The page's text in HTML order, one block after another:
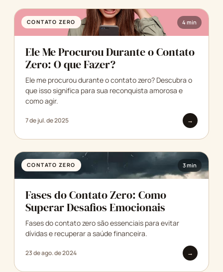
CONTATO ZERO 4 min
Ele Me Procurou Durante o Contato
Zero: O que Fazer?
Ele me procurou durante o contato zero? Descubra o
que isso significa para sua reconquista amorosa e
como agir.
7 de jul. de 2025 →
CONTATO ZERO 3 min
Fases do Contato Zero: Como
Superar Desafios Emocionais
Fases do contato zero são essenciais para evitar
dívidas e recuperar a saúde financeira.
23 de ago. de 2024 →